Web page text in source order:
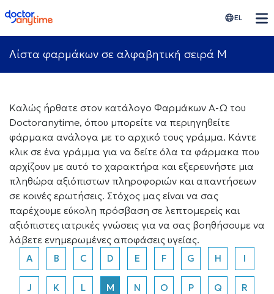
doctoranytime EL
Λίστα φαρμάκων σε αλφαβητική σειρά M
Καλώς ήρθατε στον κατάλογο Φαρμάκων Α-Ω του
Doctoranytime, όπου μπορείτε να περιηγηθείτε
φάρμακα ανάλογα με το αρχικό τους γράμμα. Κάντε
κλικ σε ένα γράμμα για να δείτε όλα τα φάρμακα που
αρχίζουν με αυτό το χαρακτήρα και εξερευνήστε μια
πληθώρα αξιόπιστων πληροφοριών και απαντήσεων
σε κοινές ερωτήσεις. Στόχος μας είναι να σας
παρέχουμε εύκολη πρόσβαση σε λεπτομερείς και
αξιόπιστες ιατρικές γνώσεις για να σας βοηθήσουμε να
λάβετε ενημερωμένες αποφάσεις υγείας.
A B C D E F G H I
J K L M N O P Q R